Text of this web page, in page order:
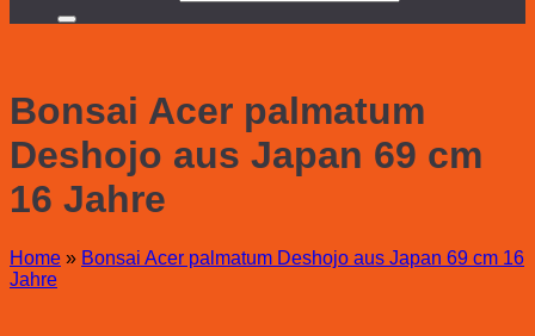
Bonsai Acer palmatum
Deshojo aus Japan 69 cm
16 Jahre
Home » Bonsai Acer palmatum Deshojo aus Japan 69 cm 16
Jahre